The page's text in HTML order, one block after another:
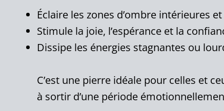
Éclaire les zones d’ombre intérieures
Stimule la joie, l’espérance et la
Dissipe les énergies stagnantes ou
C’est une pierre idéale pour celles et
à sortir d’une période